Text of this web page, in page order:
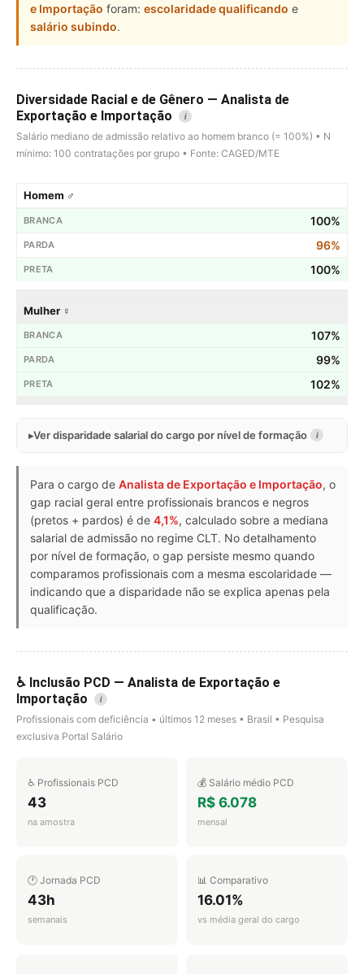
e Importação foram: escolaridade qualificando e
salário subindo.
Diversidade Racial e de Gênero — Analista de
Exportação e Importação
i
Salário mediano de admissão relativo ao homem branco (= 100%) • N
mínimo: 100 contratações por grupo • Fonte: CAGED/MTE
Homem ♂
100%
96%
100%
Mulher ♀
107%
99%
102%
Ver disparidade salarial do cargo por nível de formação i
Para o cargo de Analista de Exportação e Importação, o
gap racial geral entre profissionais brancos e negros
(pretos + pardos) é de 4,1%, calculado sobre a mediana
salarial de admissão no regime CLT. No detalhamento
por nível de formação, o gap persiste mesmo quando
comparamos profissionais com a mesma escolaridade —
indicando que a disparidade não se explica apenas pela
qualificação.
♿ Inclusão PCD — Analista de Exportação e
Importação
i
Profissionais com deficiência • últimos 12 meses • Brasil • Pesquisa
exclusiva Portal Salário
♿ Profissionais PCD
43
na amostra
💰 Salário médio PCD
R$ 6.078
mensal
🕐 Jornada PCD
43h
semanais
📊 Comparativo
16.01%
vs média geral do cargo